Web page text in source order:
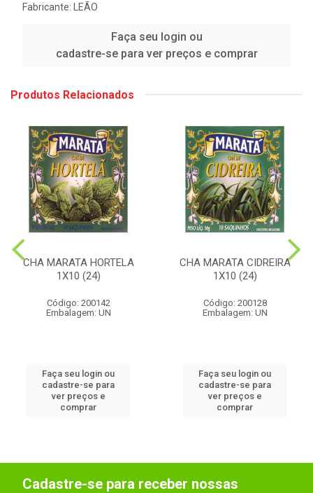
Fabricante:
LEÃO
Faça seu login ou
cadastre-se para ver preços e comprar
Produtos Relacionados
CHA MARATA HORTELA
1X10 (24)
Código: 200142
Embalagem: UN
Faça seu login ou
cadastre-se para
ver preços e
comprar
CHA MARATA CIDREIRA
1X10 (24)
Código: 200128
Embalagem: UN
Faça seu login ou
cadastre-se para
ver preços e
comprar
Cadastre-se para receber nossas